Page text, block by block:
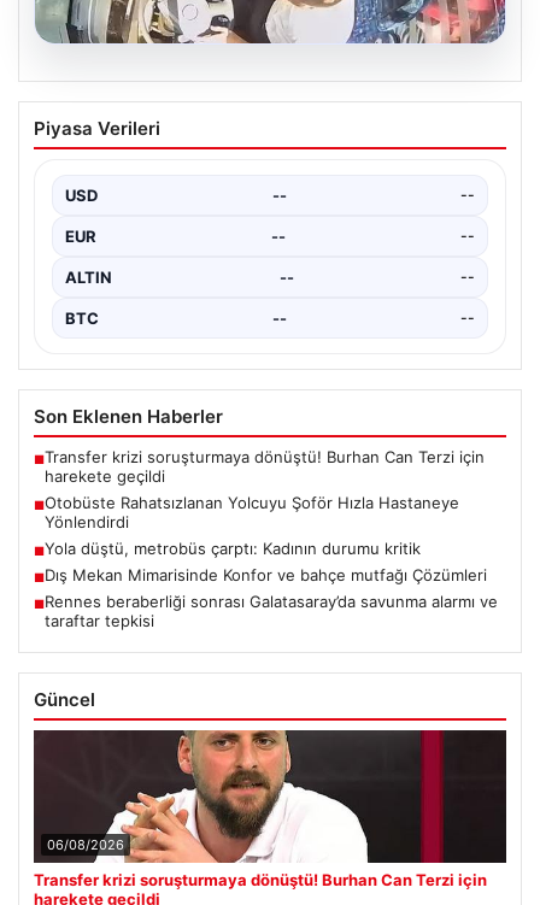
Otobüste Rahatsızlanan Yolcuyu Şoför
Hızla Hastaneye Yönlendirdi
otobüslerinde yaşanan ilginç ve dikkat çekici…
Piyasa Verileri
USD -- --
EUR -- --
ALTIN -- --
BTC -- --
Son Eklenen Haberler
■Transfer krizi soruşturmaya dönüştü! Burhan Can Terzi için
harekete geçildi
■Otobüste Rahatsızlanan Yolcuyu Şoför Hızla Hastaneye
Yönlendirdi
■Yola düştü, metrobüs çarptı: Kadının durumu kritik
■Dış Mekan Mimarisinde Konfor ve bahçe mutfağı Çözümleri
■Rennes beraberliği sonrası Galatasaray’da savunma alarmı ve
taraftar tepkisi
Güncel
06/08/2026
Transfer krizi soruşturmaya dönüştü! Burhan Can Terzi için
harekete geçildi